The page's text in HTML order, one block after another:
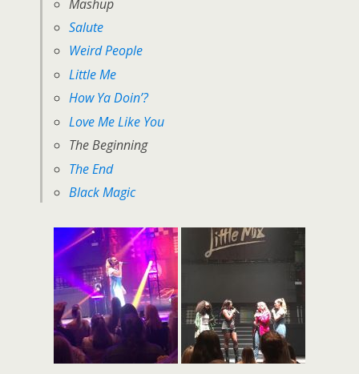
Mashup
Salute
Weird People
Little Me
How Ya Doin’?
Love Me Like You
The Beginning
The End
Black Magic